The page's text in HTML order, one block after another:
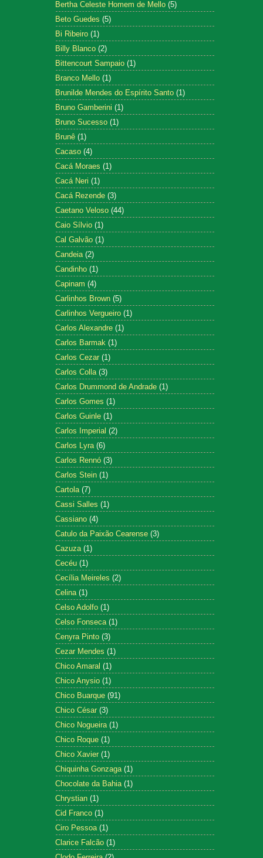
Bertha Celeste Homem de Mello (5)
Beto Guedes (5)
Bi Ribeiro (1)
Billy Blanco (2)
Bittencourt Sampaio (1)
Branco Mello (1)
Brunilde Mendes do Espírito Santo (1)
Bruno Gamberini (1)
Bruno Sucesso (1)
Brunê (1)
Cacaso (4)
Cacá Moraes (1)
Cacá Neri (1)
Cacá Rezende (3)
Caetano Veloso (44)
Caio Sílvio (1)
Cal Galvão (1)
Candeia (2)
Candinho (1)
Capinam (4)
Carlinhos Brown (5)
Carlinhos Vergueiro (1)
Carlos Alexandre (1)
Carlos Barmak (1)
Carlos Cezar (1)
Carlos Colla (3)
Carlos Drummond de Andrade (1)
Carlos Gomes (1)
Carlos Guinle (1)
Carlos Imperial (2)
Carlos Lyra (6)
Carlos Rennó (3)
Carlos Stein (1)
Cartola (7)
Cassi Salles (1)
Cassiano (4)
Catulo da Paixão Cearense (3)
Cazuza (1)
Cecéu (1)
Cecília Meireles (2)
Celina (1)
Celso Adolfo (1)
Celso Fonseca (1)
Cenyra Pinto (3)
Cezar Mendes (1)
Chico Amaral (1)
Chico Anysio (1)
Chico Buarque (91)
Chico César (3)
Chico Nogueira (1)
Chico Roque (1)
Chico Xavier (1)
Chiquinha Gonzaga (1)
Chocolate da Bahia (1)
Chrystian (1)
Cid Franco (1)
Ciro Pessoa (1)
Clarice Falcão (1)